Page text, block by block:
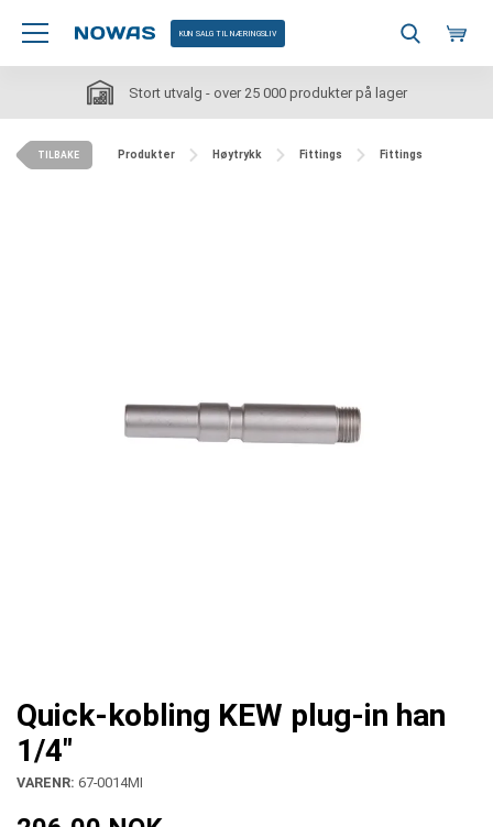
KUN SALG TIL NÆRINGSLIV
Stort utvalg - over 25 000 produkter på lager
TILBAKE Produkter Høytrykk Fittings Fittings
Quick-kobling KEW plug-in han
1/4"
VARENR: 67-0014MI